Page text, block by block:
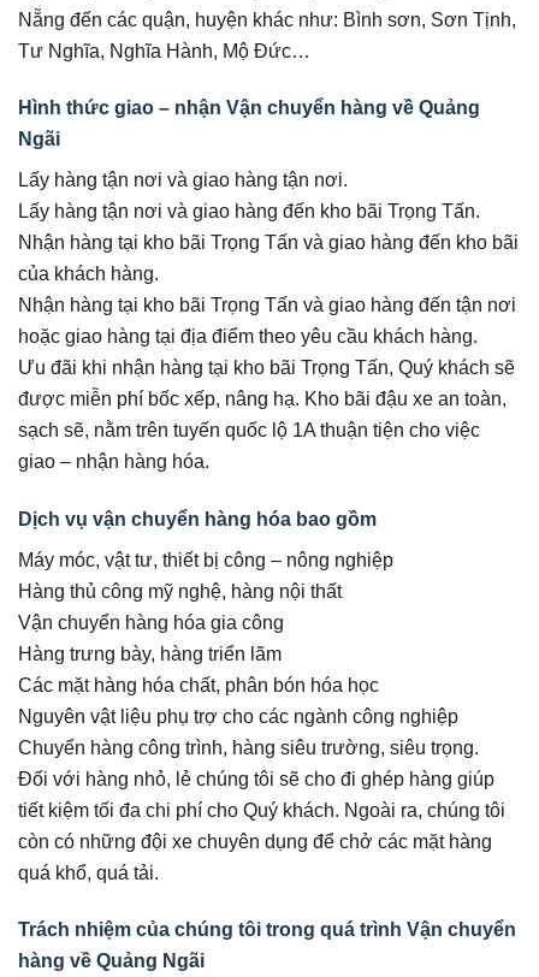
Nẵng đến các quận, huyện khác như: Bình sơn, Sơn Tịnh,
Tư Nghĩa, Nghĩa Hành, Mộ Đức…
Hình thức giao – nhận Vận chuyển hàng về Quảng
Ngãi
Lấy hàng tận nơi và giao hàng tận nơi.
Lấy hàng tận nơi và giao hàng đến kho bãi Trọng Tấn.
Nhận hàng tại kho bãi Trọng Tấn và giao hàng đến kho bãi
của khách hàng.
Nhận hàng tại kho bãi Trọng Tấn và giao hàng đến tận nơi
hoặc giao hàng tại địa điểm theo yêu cầu khách hàng.
Ưu đãi khi nhận hàng tại kho bãi Trọng Tấn, Quý khách sẽ
được miễn phí bốc xếp, nâng hạ. Kho bãi đậu xe an toàn,
sạch sẽ, nằm trên tuyến quốc lộ 1A thuận tiện cho việc
giao – nhận hàng hóa.
Dịch vụ vận chuyển hàng hóa bao gồm
Máy móc, vật tư, thiết bị công – nông nghiệp
Hàng thủ công mỹ nghệ, hàng nội thất
Vận chuyển hàng hóa gia công
Hàng trưng bày, hàng triển lãm
Các mặt hàng hóa chất, phân bón hóa học
Nguyên vật liệu phụ trợ cho các ngành công nghiệp
Chuyển hàng công trình, hàng siêu trường, siêu trọng.
Đối với hàng nhỏ, lẻ chúng tôi sẽ cho đi ghép hàng giúp
tiết kiệm tối đa chi phí cho Quý khách. Ngoài ra, chúng tôi
còn có những đội xe chuyên dụng để chở các mặt hàng
quá khổ, quá tải.
Trách nhiệm của chúng tôi trong quá trình Vận chuyển
hàng về Quảng Ngãi